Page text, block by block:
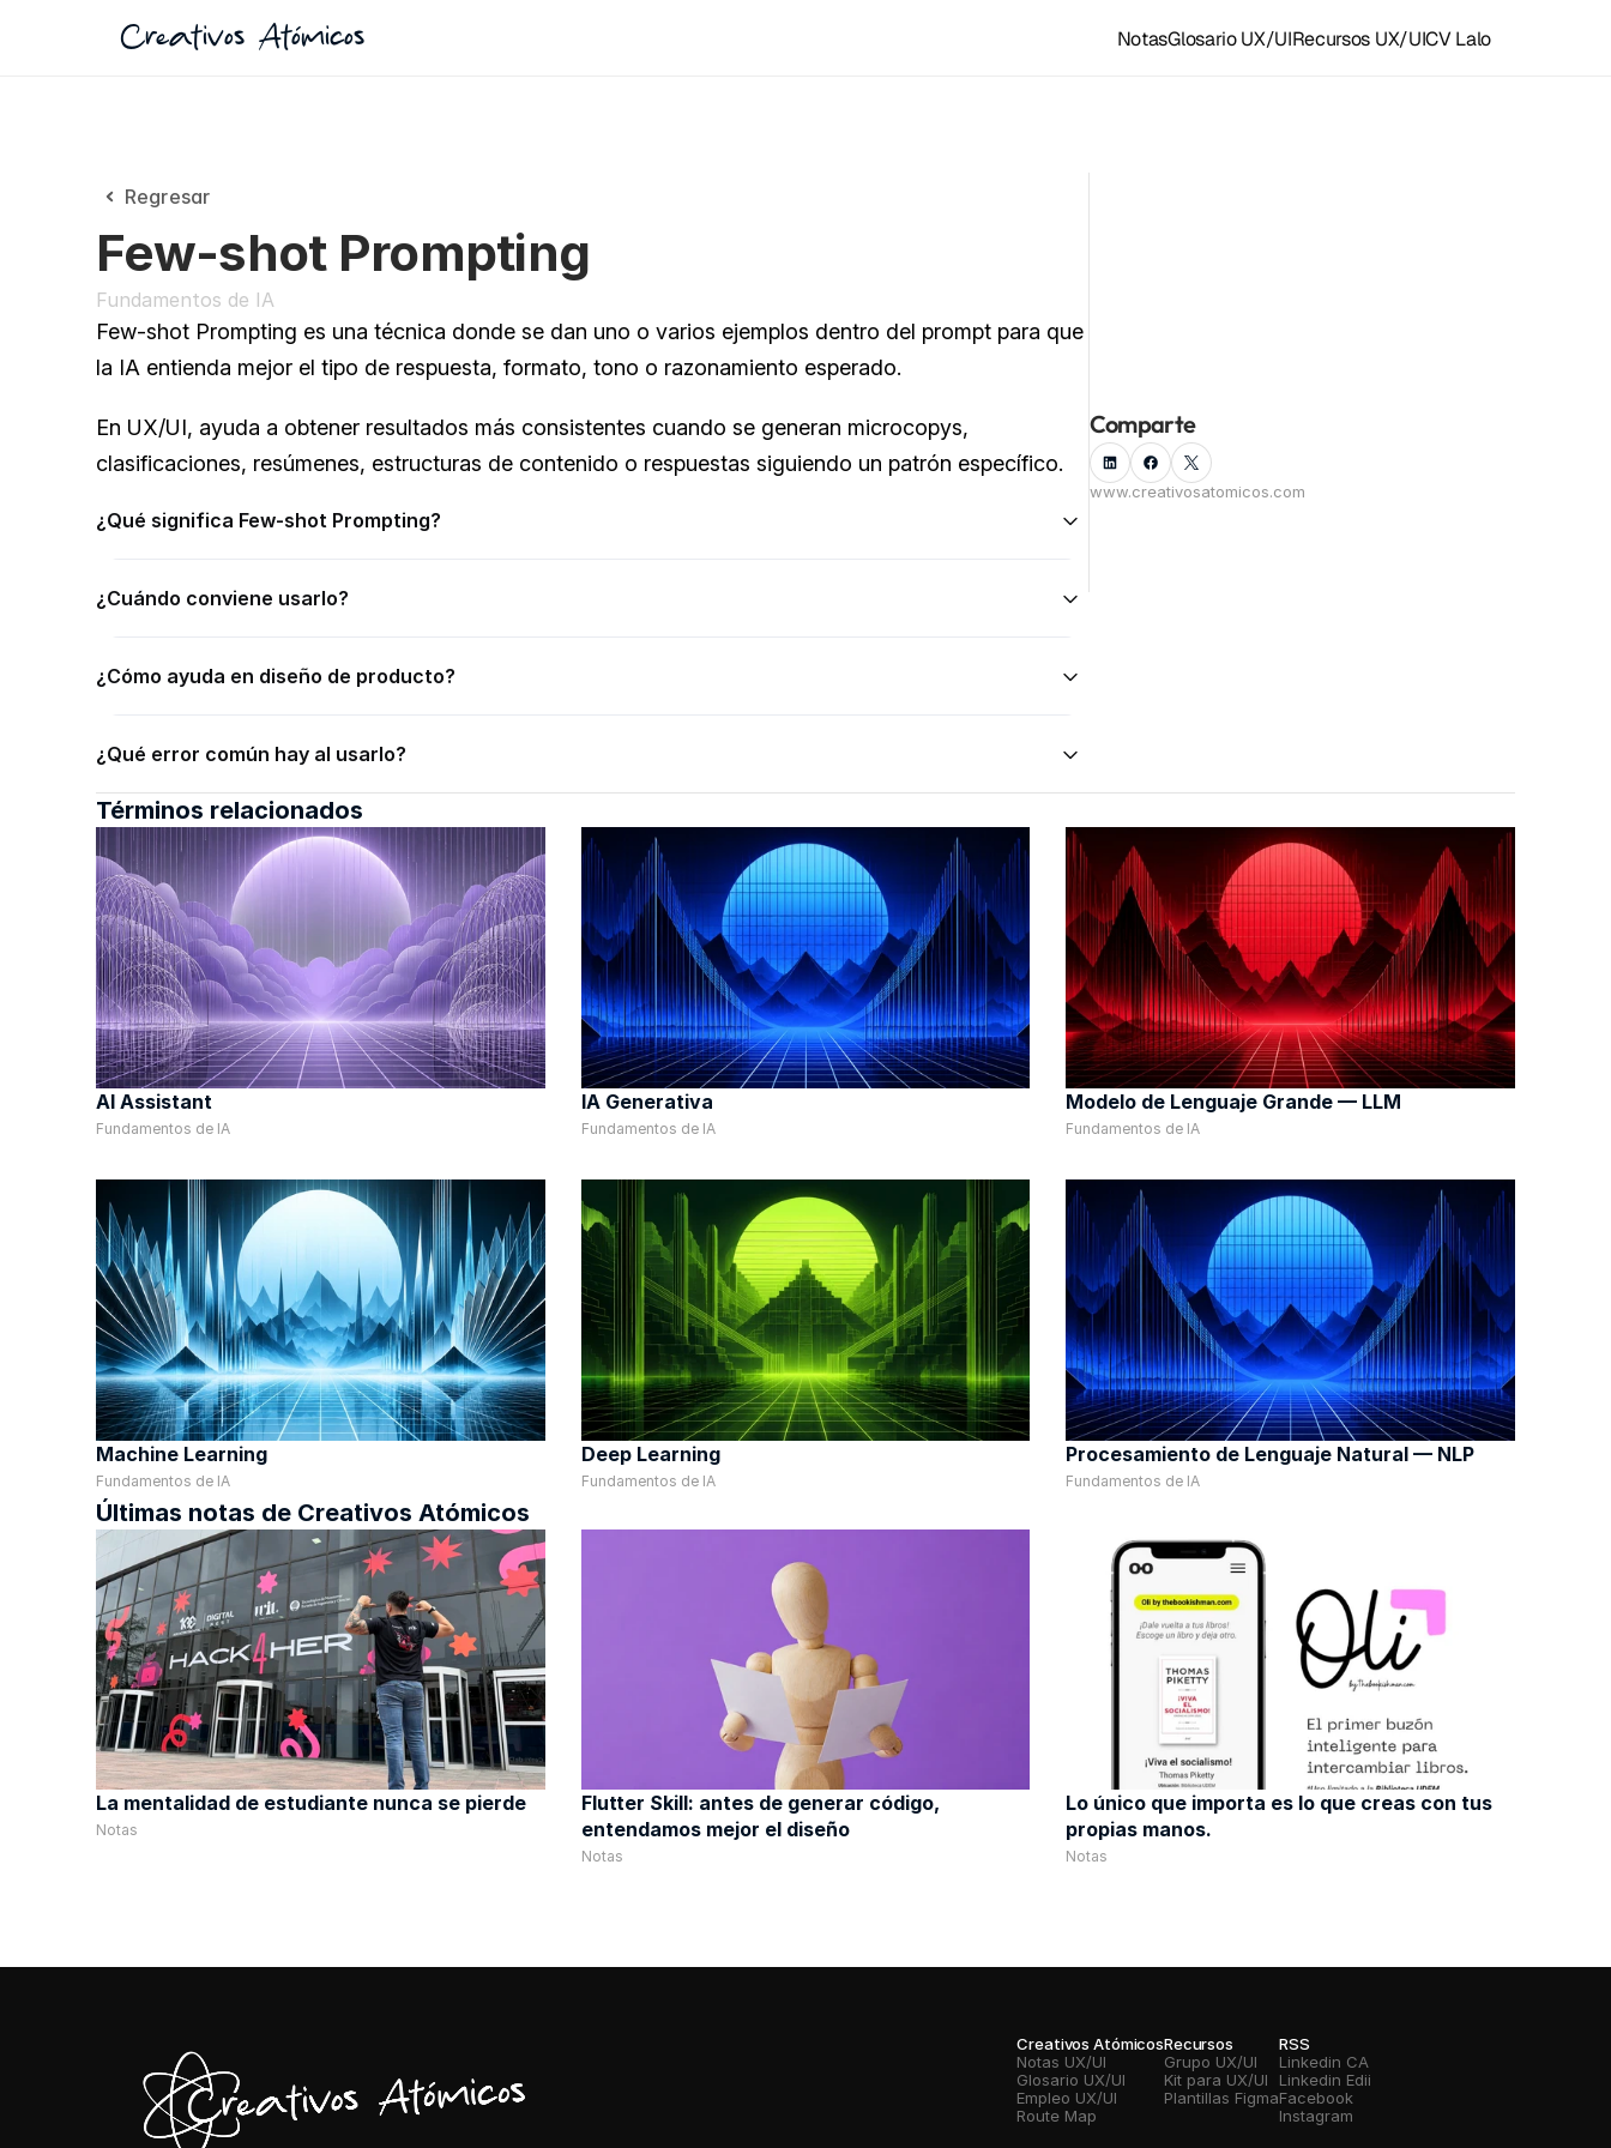
Creativos Atómicos NotasGlosario UX/UIRecursos UX/UICV Lalo
Regresar
Few-shot Prompting
Fundamentos de IA
Few-shot Prompting es una técnica donde se dan uno o varios ejemplos dentro del prompt para que
la IA entienda mejor el tipo de respuesta, formato, tono o razonamiento esperado.
En UX/UI, ayuda a obtener resultados más consistentes cuando se generan microcopys,
clasificaciones, resúmenes, estructuras de contenido o respuestas siguiendo un patrón específico.
¿Qué significa Few-shot Prompting?
¿Cuándo conviene usarlo?
¿Cómo ayuda en diseño de producto?
¿Qué error común hay al usarlo?
Comparte
www.creativosatomicos.com
Términos relacionados
AI Assistant
Fundamentos de IA
IA Generativa
Fundamentos de IA
Modelo de Lenguaje Grande — LLM
Fundamentos de IA
Machine Learning
Fundamentos de IA
Deep Learning
Fundamentos de IA
Procesamiento de Lenguaje Natural — NLP
Fundamentos de IA
Últimas notas de Creativos Atómicos
La mentalidad de estudiante nunca se pierde
Notas
Flutter Skill: antes de generar código,
entendamos mejor el diseño
Notas
Lo único que importa es lo que creas con tus
propias manos.
Notas
Creativos Atómicos
Notas UX/UI
Glosario UX/UI
Empleo UX/UI
Route Map
Recursos
Grupo UX/UI
Kit para UX/UI
Plantillas Figma
RSS
Linkedin CA
Linkedin Edii
Facebook
Instagram